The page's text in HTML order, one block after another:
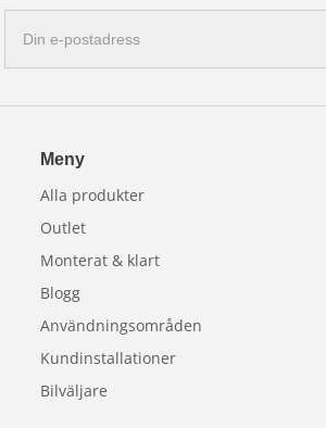
postadress
Meny
Alla produkter
Outlet
Monterat & klart
Blogg
Användningsområden
Kundinstallationer
Bilväljare